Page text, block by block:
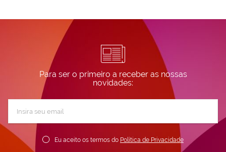
Para ser o primeiro a receber as nossas
novidades:
Newsletter:
Eu aceito os termos do Política de Privacidade